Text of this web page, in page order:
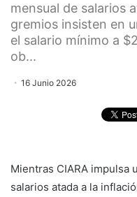
mensual de salarios
gremios insisten en
el salario mínimo a
ob...
16 Junio 2026
Mientras CIARA impulsa
salarios atada a la